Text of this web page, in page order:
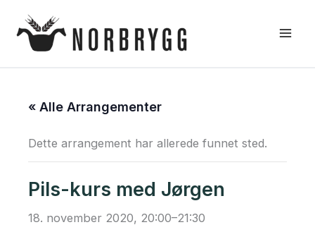
rett
« Alle Arrangementer
Dette arrangement har allerede funnet sted.
Pils-kurs med Jørgen
18. november 2020, 20:00–21:30